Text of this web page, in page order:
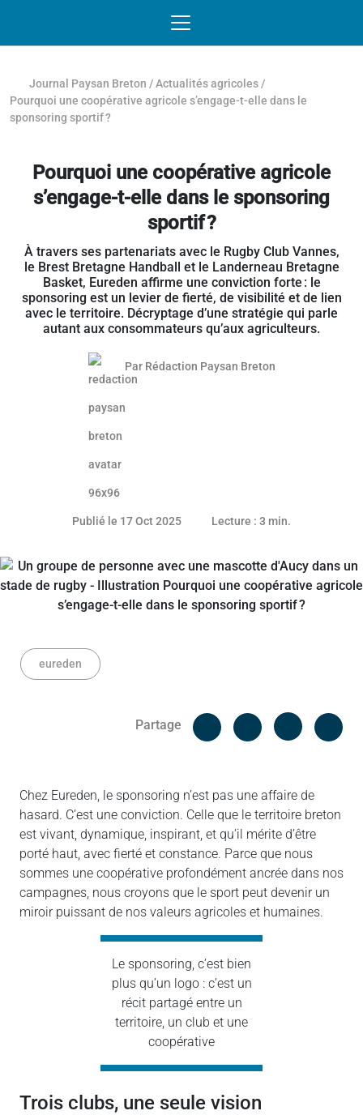
Journal Paysan Breton /Actualités agricoles /
Pourquoi une coopérative agricole s’engage-t-elle dans le
sponsoring sportif ?
Pourquoi une coopérative agricole
s’engage-t-elle dans le sponsoring
sportif ?
À travers ses partenariats avec le Rugby Club Vannes,
le Brest Bretagne Handball et le Landerneau Bretagne
Basket, Eureden affirme une conviction forte : le
sponsoring est un levier de fierté, de visibilité et de lien
avec le territoire. Décryptage d’une stratégie qui parle
autant aux consommateurs qu’aux agriculteurs.
Par Rédaction Paysan Breton
Publié le 17 Oct 202516 octobre 2025
Lecture : 3 min.
eureden
Partage
Facebook
Chez Eureden, le sponsoring n’est pas une affaire de
hasard. C’est une conviction. Celle que le territoire breton
est vivant, dynamique, inspirant, et qu’il mérite d’être
porté haut, avec fierté et constance. Parce que nous
sommes une coopérative profondément ancrée dans nos
campagnes, nous croyons que le sport peut devenir un
miroir puissant de nos valeurs agricoles et humaines.
Le sponsoring, c’est bien
plus qu’un logo : c’est un
récit partagé entre un
territoire, un club et une
coopérative
trois clubs, une seule vision